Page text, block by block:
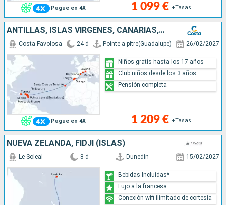
Pague en 4X 1 099 € +Tasas
ANTILLAS, ISLAS VÍRGENES, CANARIAS, MARRUECOS, ESPAÑA, FRANCIA, ITALIA
Pague en 4X
Costa Favolosa 24 d Pointe a pitre(Guadalupe) 26/02/2027
1 209 € +Tasas
Niños gratis hasta los 17 años
Club niños desde los 3 años
Pensión completa
NUEVA ZELANDA, FIDJI (ISLAS)
Le Soleal 8 d Dunedin 15/02/2027
Bebidas Incluidas*
Lujo a la francesa
Conexión wifi ilimitado de cortesía